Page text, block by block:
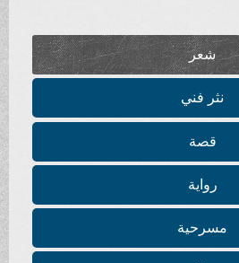
شعر
نثر فني
قصة
رواية
مسرحية